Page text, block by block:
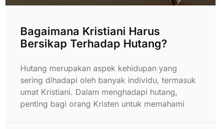
Bagaimana Kristiani Harus
Bersikap Terhadap Hutang?
Hutang merupakan aspek kehidupan yang
sering dihadapi oleh banyak individu, termasuk
umat Kristiani. Dalam menghadapi hutang,
penting bagi orang Kristen untuk memahami